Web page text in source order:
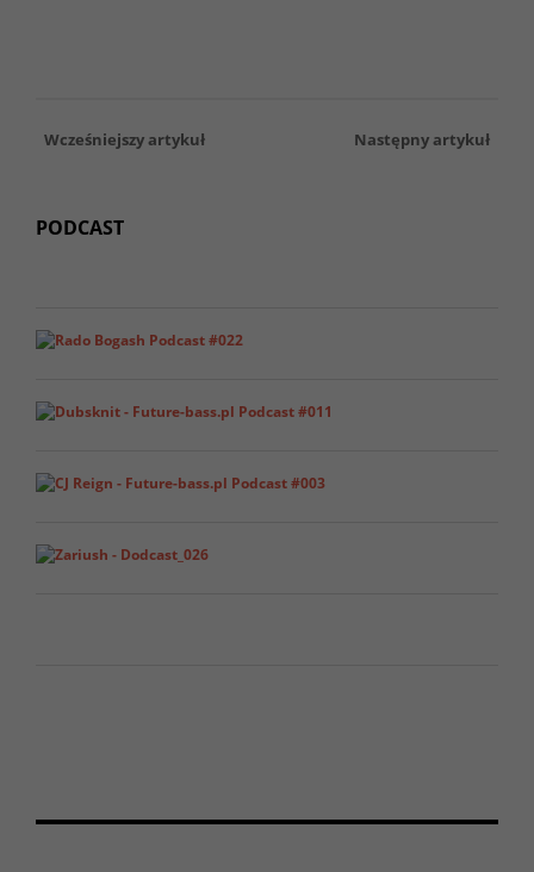
Wcześniejszy artykuł Następny artykuł
PODCAST